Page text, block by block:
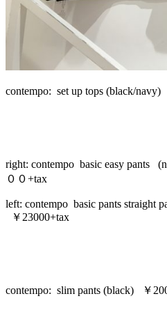
contempo: set up tops (black/
right: contempo basic easy pants
００+tax
left: contempo basic pants straight
￥23000+tax
contempo: slim pants (black) ￥